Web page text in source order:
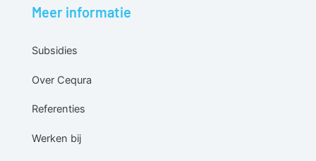
Meer informatie
Subsidies
Over Cequra
Referenties
Werken bij